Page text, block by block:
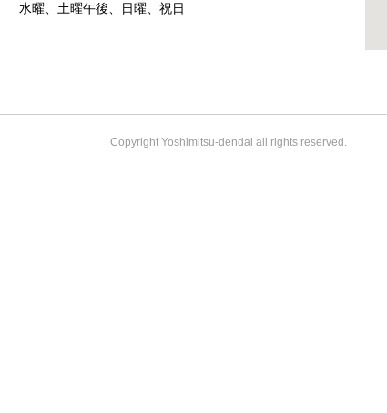
水曜、土曜午後、日曜、祝日
Copyright Yoshimitsu-dendal all rights reserved.